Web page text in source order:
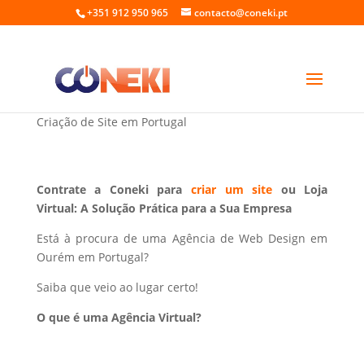
+351 912 950 965 contacto@coneki.pt
Web Design em Ourém Portugal
Criação de Site em Portugal
Contrate a Coneki para criar um site ou Loja
Virtual: A Solução Prática para a Sua Empresa
Está à procura de uma Agência de Web Design em
Ourém em Portugal?
Saiba que veio ao lugar certo!
O que é uma Agência Virtual?